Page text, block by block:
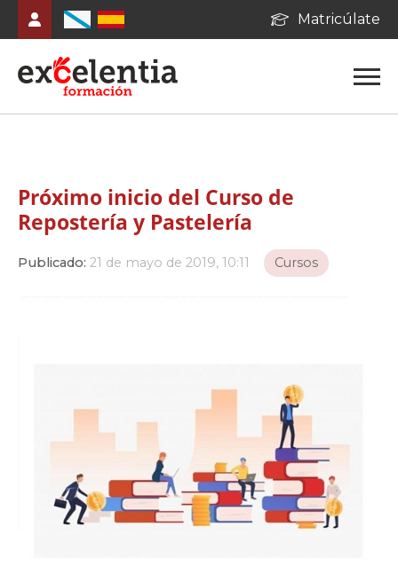
Matricúlate
Próximo inicio del Curso de
Repostería y Pastelería
Publicado: 21 de mayo de 2019, 10:11 Cursos